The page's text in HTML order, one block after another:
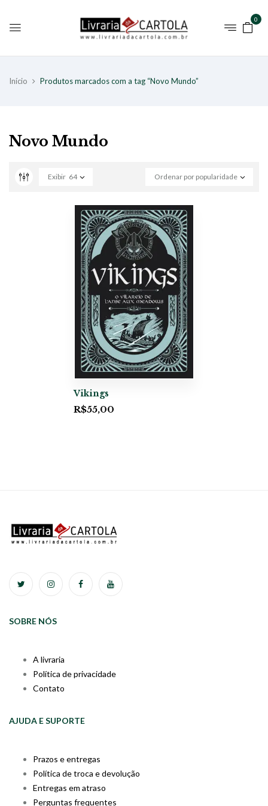
0
Início Produtos marcados com a tag “Novo Mundo”
Novo Mundo
Ordenar por popularidade
Exibir 64
Vikings
R$55,00
SOBRE NÓS
A livraria
Política de privacidade
Contato
AJUDA E SUPORTE
Prazos e entregas
Política de troca e devolução
Entregas em atraso
Perguntas frequentes